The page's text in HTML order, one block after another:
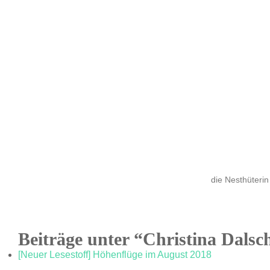
die Nesthüterin
Beiträge unter “Christina
[Neuer Lesestoff] Höhenflüge im August 2018